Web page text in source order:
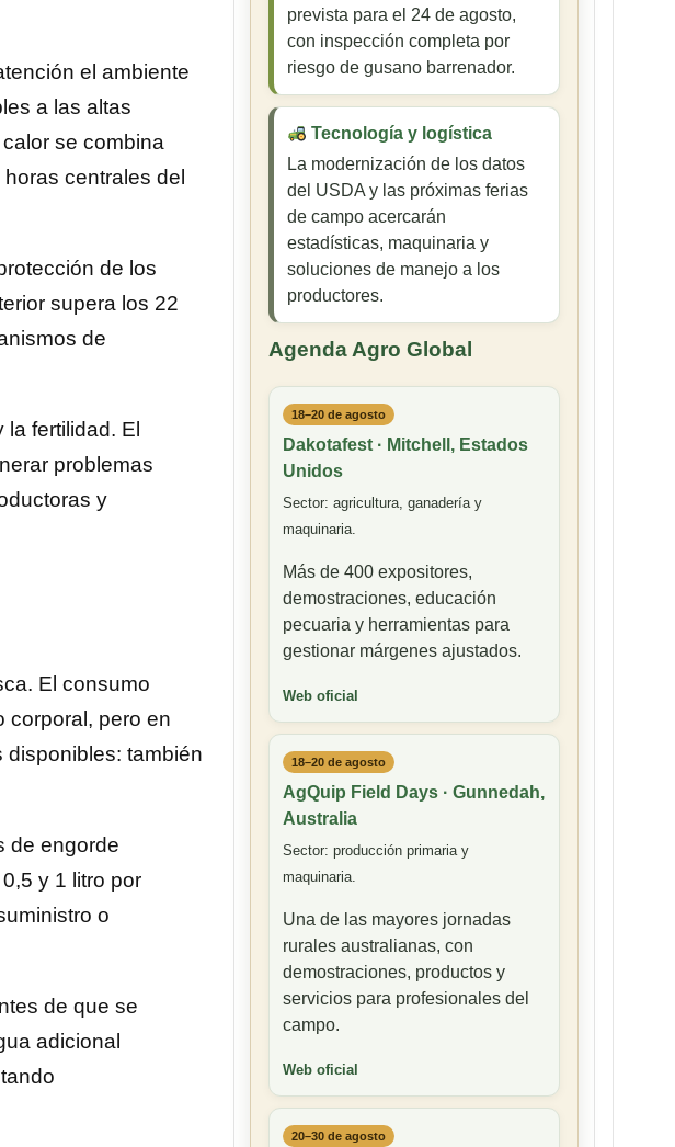
el ambiente
a las altas
se combina
centrales del
de los
supera los 22
de
fertilidad. El
problemas
y
El consumo
corporal, pero en
también
de engorde
y 1 litro por
o
de que se
adicional
prevista para el 24 de agosto,
con inspección completa por
riesgo de gusano barrenador.
Tecnología y logística
La modernización de los datos
del USDA y las próximas ferias
de campo acercarán
estadísticas, maquinaria y
soluciones de manejo a los
productores.
Agenda Agro Global
18–20 de agosto
Dakotafest · Mitchell, Estados
Unidos
Sector: agricultura, ganadería y
maquinaria.
Más de 400 expositores,
demostraciones, educación
pecuaria y herramientas para
gestionar márgenes ajustados.
Web oficial
18–20 de agosto
AgQuip Field Days · Gunnedah,
Australia
Sector: producción primaria y
maquinaria.
Una de las mayores jornadas
rurales australianas, con
demostraciones, productos y
servicios para profesionales del
campo.
Web oficial
20–30 de agosto